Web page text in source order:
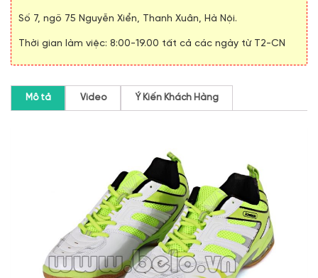
Số 7, ngõ 75 Nguyễn Xiển, Thanh Xuân, Hà Nội.
Thời gian làm việc: 8:00-19.00 tất cả các ngày từ T2-CN
Mô tả Video Ý Kiến Khách Hàng